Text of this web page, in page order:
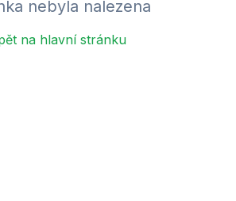
nebyla nalezena
na hlavní stránku